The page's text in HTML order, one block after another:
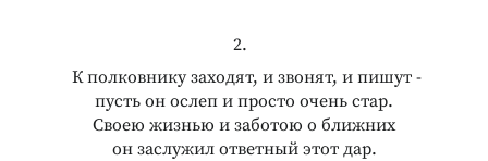
2.
К полковнику заходят, и звонят, и пишут -
пусть он ослеп и просто очень стар.
Своею жизнью и заботою о ближних
он заслужил ответный этот дар.